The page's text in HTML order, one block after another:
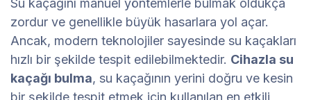
Su kaçağını manuel yöntemlerle bulmak oldukça
zordur ve genellikle büyük hasarlara yol açar.
Ancak, modern teknolojiler sayesinde su kaçakları
hızlı bir şekilde tespit edilebilmektedir. Cihazla su
kaçağı bulma, su kaçağının yerini doğru ve kesin
bir şekilde tespit etmek için kullanılan en etkili